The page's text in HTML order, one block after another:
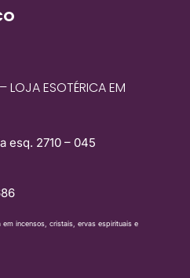
LOJA ESOTÉRICA EM
esq. 2710 – 045
incensos, cristais, ervas espirituais e